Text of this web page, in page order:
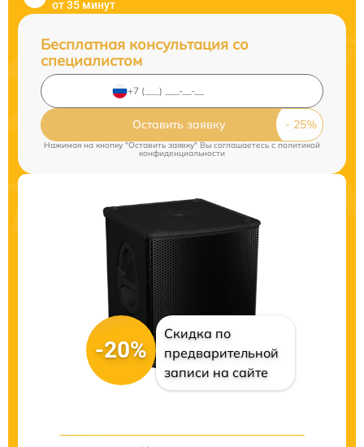
от 35 минут
Бесплатная консультация со
специалистом
Оставить заявку
Нажимая на кнопку "Оставить заявку" Вы соглашаетесь cполитикой
конфиденциальности
-20%
Скидка по
предварительной
записи на сайте